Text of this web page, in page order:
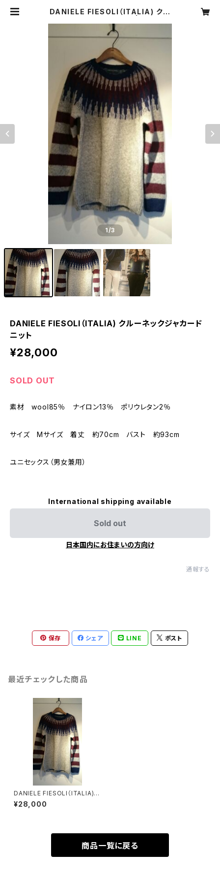
DANIELE FIESOLI（ITALIA) クル
R MIKI
1/3
DANIELE FIESOLI（ITALIA) クルーネックジャカード
ニット
¥28,000
SOLD OUT
素材 wool85％ ナイロン13％ ポリウレタン2％
サイズ Mサイズ 着丈 約70cm バスト 約93cm
ユニセックス（男女兼用）
International shipping available
Sold out
日本国内にお住まいの方向け
通報する
保存 シェア LINE ポスト
最近チェックした商品
DANIELE FIESOLI（ITALIA)
クルーネックジャカードニット
¥28,000
商品一覧に戻る